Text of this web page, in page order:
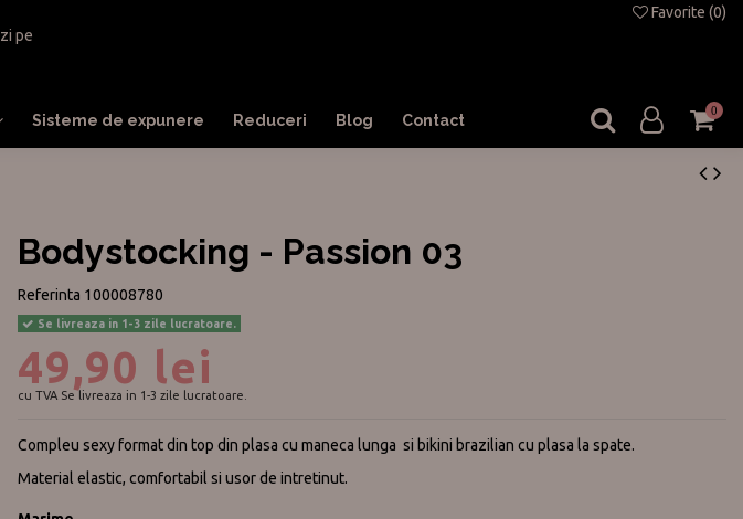
pe
Favorite (0)
Sisteme de expunere Reduceri Blog Contact
0
Bodystocking - Passion 03
Referinta 100008780
Se livreaza in 1-3 zile lucratoare.
49,90 lei
cu TVA Se livreaza in 1-3 zile lucratoare.
Compleu sexy format din top din plasa cu maneca lunga si bikini brazilian cu plasa la spate.
Material elastic, comfortabil si usor de intretinut.